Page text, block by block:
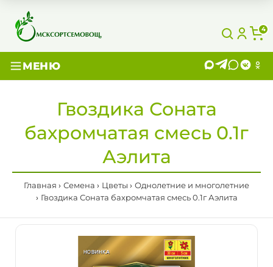
4
МЕНЮ
Гвоздика Соната
бахромчатая смесь 0.1г
Аэлита
Главная Семена Цветы
Однолетние и многолетние
Гвоздика Соната бахромчатая смесь 0.1г Аэлита